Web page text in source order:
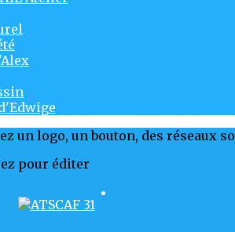
un logo, un bouton, des réseaux
pour éditer